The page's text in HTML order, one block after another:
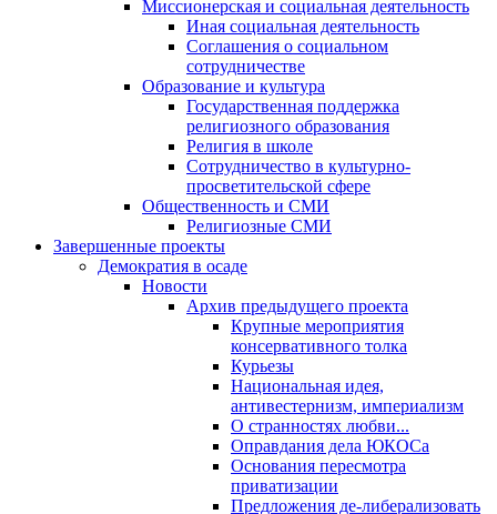
Миссионерская и социальная деятельность
Иная социальная деятельность
Соглашения о социальном
сотрудничестве
Образование и культура
Государственная поддержка
религиозного образования
Религия в школе
Сотрудничество в культурно-
просветительской сфере
Общественность и СМИ
Религиозные СМИ
Завершенные проекты
Демократия в осаде
Новости
Архив предыдущего проекта
Крупные мероприятия
консервативного толка
Курьезы
Национальная идея,
антивестернизм, империализм
О странностях любви...
Оправдания дела ЮКОСа
Основания пересмотра
приватизации
Предложения де-либерализовать